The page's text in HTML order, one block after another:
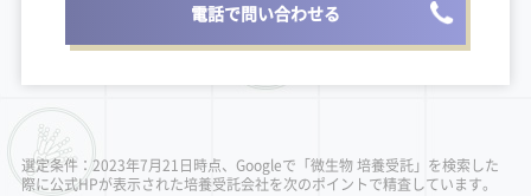
電話で問い合わせる
選定条件：2023年7月21日時点、Googleで「微生物 培養受託」を検索した
際に公式HPが表示された培養受託会社を次のポイントで精査しています。